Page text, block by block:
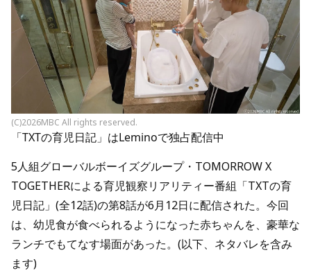
(C)2026MBC All rights reserved.
「TXTの育児日記」はLeminoで独占配信中
5人組グローバルボーイズグループ・TOMORROW X
TOGETHERによる育児観察リアリティー番組「TXTの育
児日記」(全12話)の第8話が6月12日に配信された。今回
は、幼児食が食べられるようになった赤ちゃんを、豪華な
ランチでもてなす場面があった。(以下、ネタバレを含み
ます)